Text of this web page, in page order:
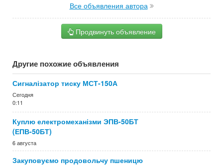
Все объявления автора
Продвинуть объявление
Другие похожие объявления
Сигналізатор тиску МСТ-150А
Сегодня
0:11
Куплю електромеханізми ЭПВ-50БТ
(ЕПВ-50БТ)
6 августа
Закуповуємо продовольчу пшеницю